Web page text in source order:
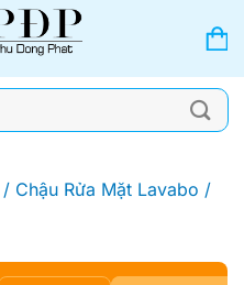
/ Chậu Rửa Mặt Lavabo /